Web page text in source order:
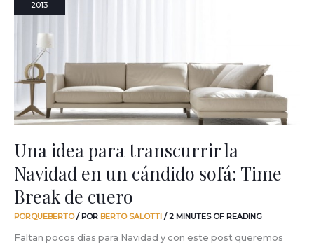
2013
Una idea para transcurrir la
Navidad en un cándido sofá: Time
Break de cuero
PORQUEBERTO/ POR BERTO SALOTTI /2 MINUTES OF READING
Faltan pocos días para Navidad y con este post queremos
Navidad
cándido
sofá:
Time
Break
cuero